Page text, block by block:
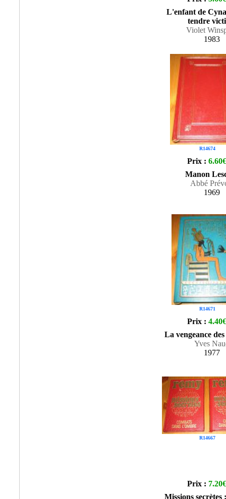
L'enfant de
tendre
Violet
1983
R14674
Prix : 6.60€
Manon
Abbé
1969
R14671
Prix : 4.40€
La vengeance
Yves
1977
R14667
Prix : 7.20€
Missions secrètes